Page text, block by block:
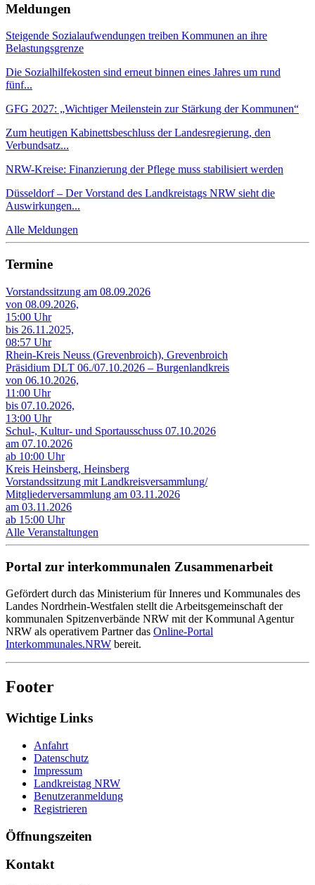
Meldungen
Steigende Sozialaufwendungen treiben Kommunen an ihre
Belastungsgrenze
Die Sozialhilfekosten sind erneut binnen eines Jahres um rund
fünf...
GFG 2027: „Wichtiger Meilenstein zur Stärkung der Kommunen“
Zum heutigen Kabinettsbeschluss der Landesregierung, den
Verbundsatz...
NRW-Kreise: Finanzierung der Pflege muss stabilisiert werden
Düsseldorf – Der Vorstand des Landkreistags NRW sieht die
Auswirkungen...
Alle Meldungen
Termine
Vorstandssitzung am 08.09.2026
von 08.09.2026,
15:00 Uhr
bis 26.11.2025,
08:57 Uhr
Rhein-Kreis Neuss (Grevenbroich), Grevenbroich
Präsidium DLT 06./07.10.2026 – Burgenlandkreis
von 06.10.2026,
11:00 Uhr
bis 07.10.2026,
13:00 Uhr
Schul-, Kultur- und Sportausschuss 07.10.2026
am 07.10.2026
ab 10:00 Uhr
Kreis Heinsberg, Heinsberg
Vorstandssitzung mit Landkreisversammlung/
Mitgliederversammlung am 03.11.2026
am 03.11.2026
ab 15:00 Uhr
Alle Veranstaltungen
Portal zur interkommunalen Zusammenarbeit
Gefördert durch das Ministerium für Inneres und Kommunales des
Landes Nordrhein-Westfalen stellt die Arbeitsgemeinschaft der
kommunalen Spitzenverbände NRW mit der Kommunal Agentur
NRW als operativem Partner das Online-Portal
Interkommunales.NRW bereit.
Footer
Wichtige Links
Anfahrt
Datenschutz
Impressum
Landkreistag NRW
Benutzeranmeldung
Registrieren
Öffnungszeiten
Kontakt